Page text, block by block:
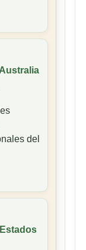
del